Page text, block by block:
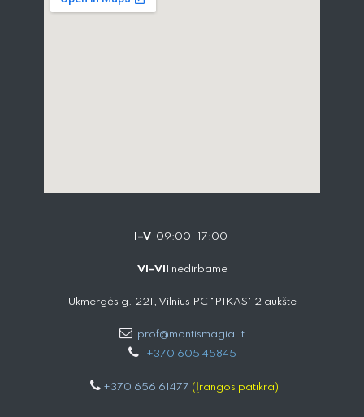
I–V 09:00–17:00
VI–VII nedirbame
Ukmergės g. 221, Vilnius PC "PIKAS" 2 aukšte
prof@montismagia.lt
+370 605 4584​5
+370 656 61477 (Įrangos patikra)